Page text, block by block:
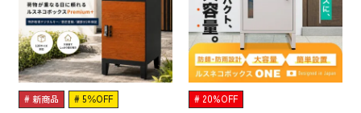
新商品 5％OFF 20%OFF